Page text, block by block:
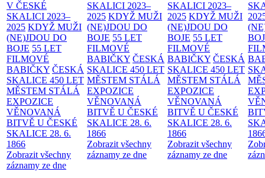
V ČESKÉ
SKALICI 2023–
2025 KDYŽ MUŽI
(NE)JDOU DO
BOJE 55 LET
FILMOVÉ
BABIČKY ČESKÁ
SKALICE 450 LET
MĚSTEM STÁLÁ
EXPOZICE
VĚNOVANÁ
BITVĚ U ČESKÉ
SKALICE 28. 6.
1866
Zobrazit všechny
záznamy ze dne
SKALICI 2023–
2025 KDYŽ MUŽI
(NE)JDOU DO
BOJE 55 LET
FILMOVÉ
BABIČKY ČESKÁ
SKALICE 450 LET
MĚSTEM STÁLÁ
EXPOZICE
VĚNOVANÁ
BITVĚ U ČESKÉ
SKALICE 28. 6.
1866
Zobrazit všechny
záznamy ze dne
SKALICI 2023–
2025 KDYŽ MUŽI
(NE)JDOU DO
BOJE 55 LET
FILMOVÉ
BABIČKY ČESKÁ
SKALICE 450 LET
MĚSTEM STÁLÁ
EXPOZICE
VĚNOVANÁ
BITVĚ U ČESKÉ
SKALICE 28. 6.
1866
Zobrazit všechny
záznamy ze dne